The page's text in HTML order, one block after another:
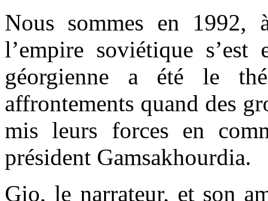
Nous sommes en 1992,
l’empire soviétique
géorgienne a été le
affrontements quand des
mis leurs forces en
président Gamsakhourdia.
Gio, le narrateur, et son